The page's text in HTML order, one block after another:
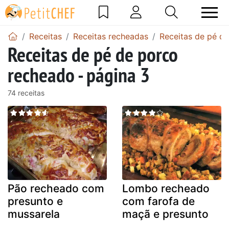
Receitas Receitas recheadas Receitas de pé
Receitas de pé de porco
recheado - página 3
74 receitas
Pão recheado com
presunto e
mussarela
Lombo recheado
com farofa de
maçã e presunto